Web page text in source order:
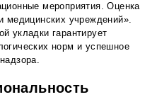
мероприятия. Оценка
медицинских учреждений».
укладки гарантирует
норм и успешное